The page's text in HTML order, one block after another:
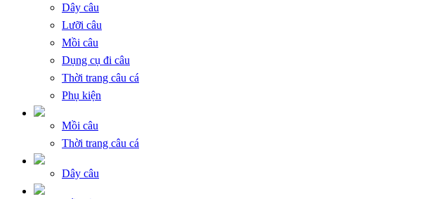
Dây câu
Lưỡi câu
Mồi câu
Dụng cụ đi câu
Thời trang câu cá
Phụ kiện
Mồi câu
Thời trang câu cá
Dây câu